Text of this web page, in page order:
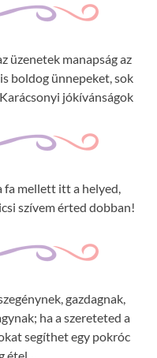
üzenetek manapság az
boldog ünnepeket, sok
jókívánságok
fa mellett itt a helyed,
szívem érted dobban!
gazdagnak,
ha a szereteted a
segíthet egy pokróc